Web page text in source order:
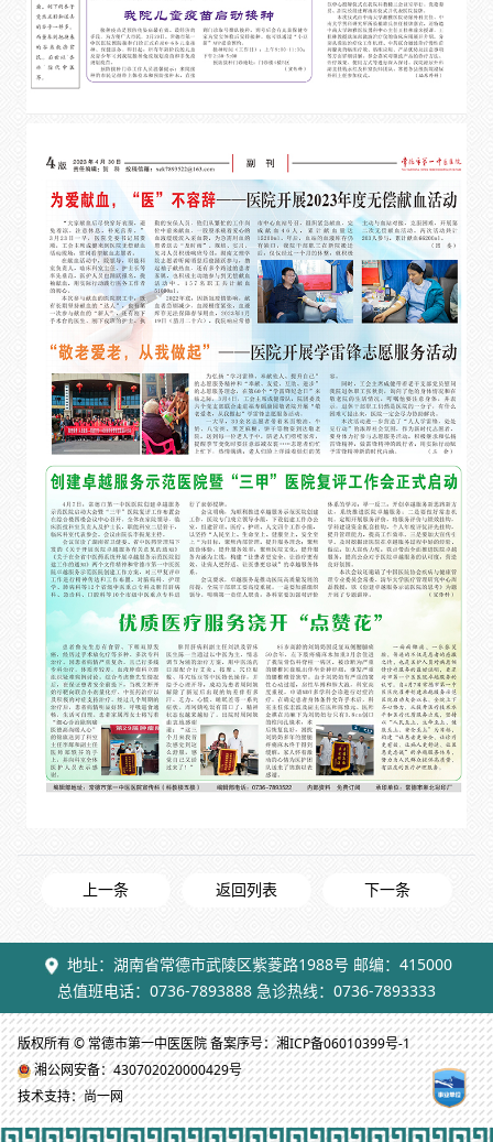
上一条 返回列表 下一条
地址：湖南省常德市武陵区紫菱路1988号 邮编：415000
总值班电话：0736-7893888 急诊热线：0736-7893333
版权所有 © 常德市第一中医医院 备案序号：湘ICP备06010399号-1
湘公网安备：430702020000429号
技术支持：尚一网